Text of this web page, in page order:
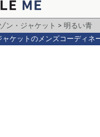
ン・ジャケット
明るい青
ケットのメンズコーディネ